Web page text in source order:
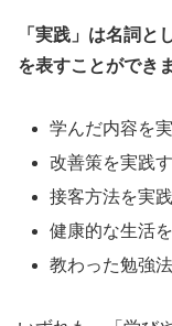
「実践」は名詞と
を表すことができ
学んだ内容を実
改善策を実践す
接客方法を実践
健康的な生活
教わった勉強